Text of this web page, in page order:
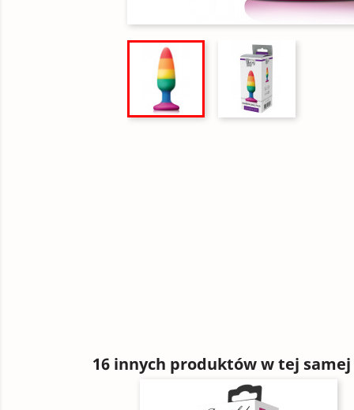
16 innych produktów w tej